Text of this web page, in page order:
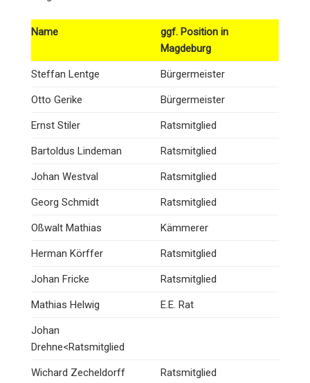
Name
ggf. Position in
Magdeburg
Steffan Lentge Bürgermeister
Otto Gerike Bürgermeister
Ernst Stiler Ratsmitglied
Bartoldus Lindeman Ratsmitglied
Johan Westval Ratsmitglied
Georg Schmidt Ratsmitglied
Oßwalt Mathias Kämmerer
Herman Körffer Ratsmitglied
Johan Fricke Ratsmitglied
Mathias Helwig E.E. Rat
Johan
Drehne<Ratsmitglied
Wichard Zecheldorff Ratsmitglied